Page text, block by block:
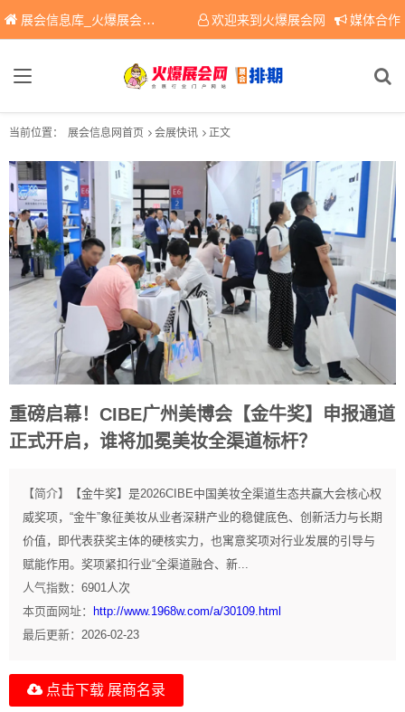
展会信息库_火爆展会网免费展会信息查询平台，提供专业会展服务！ 欢迎来到火爆展会网 媒体合作
当前位置： 展会信息网首页 会展快讯 正文
重磅启幕！CIBE广州美博会【金牛奖】申报通道
正式开启，谁将加冕美妆全渠道标杆？
【简介】
【金牛奖】是2026CIBE中国美妆全渠道生态共赢大会核心权
威奖项，“金牛”象征美妆从业者深耕产业的稳健底色、创新活力与长期
价值，即代表获奖主体的硬核实力，也寓意奖项对行业发展的引导与
赋能作用。奖项紧扣行业“全渠道融合、新...
人气指数： 6901 人次
本页面网址：
http://www.1968w.com/a/30109.html
最后更新： 2026-02-23
点击下载 展商名录